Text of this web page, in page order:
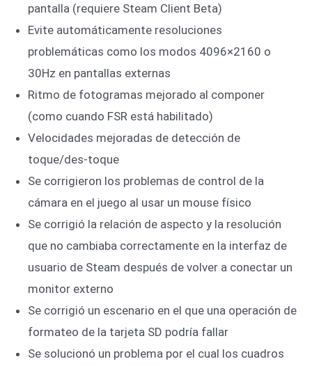
pantalla (requiere Steam Client Beta)
Evite automáticamente resoluciones
problemáticas como los modos 4096×2160 o
30Hz en pantallas externas
Ritmo de fotogramas mejorado al componer
(como cuando FSR está habilitado)
Velocidades mejoradas de detección de
toque/des-toque
Se corrigieron los problemas de control de la
cámara en el juego al usar un mouse físico
Se corrigió la relación de aspecto y la resolución
que no cambiaba correctamente en la interfaz de
usuario de Steam después de volver a conectar un
monitor externo
Se corrigió un escenario en el que una operación de
formateo de la tarjeta SD podría fallar
Se solucionó un problema por el cual los cuadros